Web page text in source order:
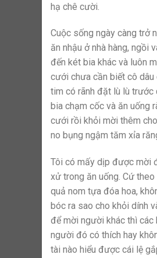
hạ chê cười.
Cuộc sống ngày càng trở
ăn nhậu ở nhà hàng, ngồi
đến két bia khác và luôn
cưới chưa cần biết cô dâu
tim có rãnh đặt lù lù trước
bia chạm cốc và ăn uống
cưới rồi khỏi mời thêm
no bụng ngậm tăm xỉa
Tôi có mấy dịp được mời
xử trong ăn uống. Cứ
quả nom tựa đóa hoa,
bóc ra sao cho khỏi dính
để mời người khác thì các
người đó có thích hay
tài nào hiểu được cái lệ